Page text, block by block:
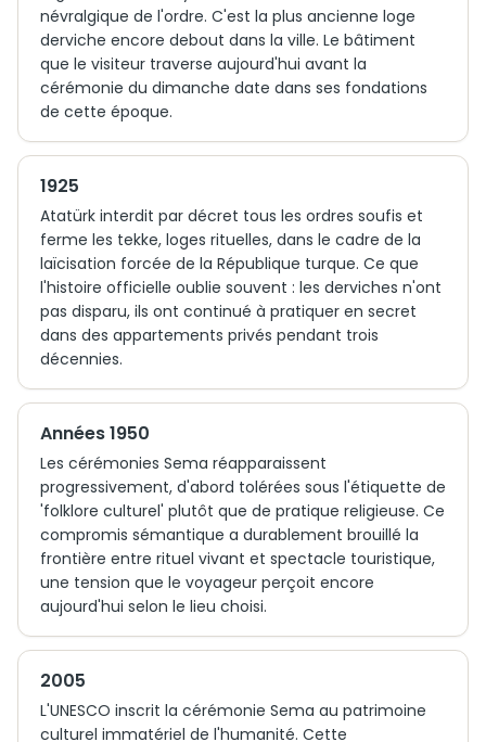
névralgique de l'ordre. C'est la plus ancienne loge
derviche encore debout dans la ville. Le bâtiment
que le visiteur traverse aujourd'hui avant la
cérémonie du dimanche date dans ses fondations
de cette époque.
1925
Atatürk interdit par décret tous les ordres soufis et
ferme les tekke, loges rituelles, dans le cadre de la
laïcisation forcée de la République turque. Ce que
l'histoire officielle oublie souvent : les derviches n'ont
pas disparu, ils ont continué à pratiquer en secret
dans des appartements privés pendant trois
décennies.
Années 1950
Les cérémonies Sema réapparaissent
progressivement, d'abord tolérées sous l'étiquette de
'folklore culturel' plutôt que de pratique religieuse. Ce
compromis sémantique a durablement brouillé la
frontière entre rituel vivant et spectacle touristique,
une tension que le voyageur perçoit encore
aujourd'hui selon le lieu choisi.
2005
L'UNESCO inscrit la cérémonie Sema au patrimoine
culturel immatériel de l'humanité. Cette